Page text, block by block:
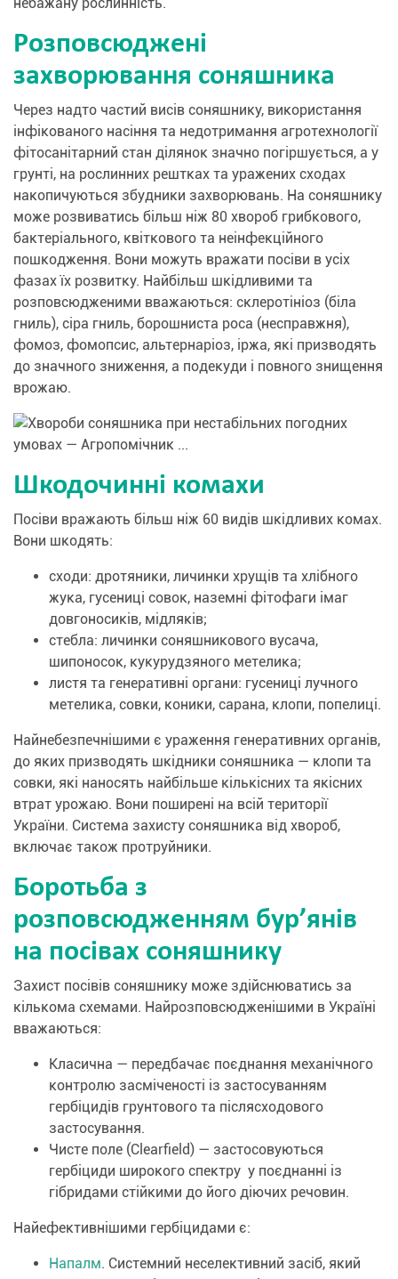
небажану рослинність.
Розповсюджені
захворювання соняшника
Через надто частий висів соняшнику, використання
інфікованого насіння та недотримання агротехнології
фітосанітарний стан ділянок значно погіршується, а у
грунті, на рослинних рештках та уражених сходах
накопичуються збудники захворювань. На соняшнику
може розвиватись більш ніж 80 хвороб грибкового,
бактеріального, квіткового та неінфекційного
пошкодження. Вони можуть вражати посіви в усіх
фазах їх розвитку. Найбільш шкідливими та
розповсюдженими вважаються: склеротініоз (біла
гниль), сіра гниль, борошниста роса (несправжня),
фомоз, фомопсис, альтернаріоз, іржа, які призводять
до значного зниження, а подекуди і повного знищення
врожаю.
Шкодочинні комахи
Посіви вражають більш ніж 60 видів шкідливих комах.
Вони шкодять:
сходи: дротяники, личинки хрущів та хлібного
жука, гусениці совок, наземні фітофаги імаг
довгоносиків, мідляків;
стебла: личинки соняшникового вусача,
шипоносок, кукурудзяного метелика;
листя та генеративні органи: гусениці лучного
метелика, совки, коники, сарана, клопи, попелиці.
Найнебезпечнішими є ураження генеративних органів,
до яких призводять шкідники соняшника — клопи та
совки, які наносять найбільше кількісних та якісних
втрат урожаю. Вони поширені на всій території
України. Система захисту соняшника від хвороб,
включає також протруйники.
Боротьба з
розповсюдженням бур’янів
на посівах соняшнику
Захист посівів соняшнику може здійснюватись за
кількома схемами. Найрозповсюдженішими в Україні
вважаються:
Класична — передбачає поєднання механічного
контролю засміченості із застосуванням
гербіцидів грунтового та післясходового
застосування.
Чисте поле (Clearfield) — застосовуються
гербіциди широкого спектру у поєднанні із
гібридами стійкими до його діючих речовин.
Найефективнішими гербіцидами є:
Напалм. Системний неселективний засіб, який